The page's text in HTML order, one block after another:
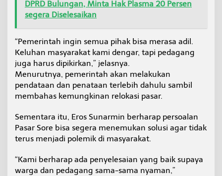
DPRD Bulungan, Minta Hak Plasma 20 Persen
segera Diselesaikan
“Pemerintah ingin semua pihak bisa merasa adil.
Keluhan masyarakat kami dengar, tapi pedagang
juga harus dipikirkan,” jelasnya.
Menurutnya, pemerintah akan melakukan
pendataan dan penataan terlebih dahulu sambil
membahas kemungkinan relokasi pasar.
Sementara itu, Eros Sunarmin berharap persoalan
Pasar Sore bisa segera menemukan solusi agar tidak
terus menjadi polemik di masyarakat.
“Kami berharap ada penyelesaian yang baik supaya
warga dan pedagang sama-sama nyaman,”